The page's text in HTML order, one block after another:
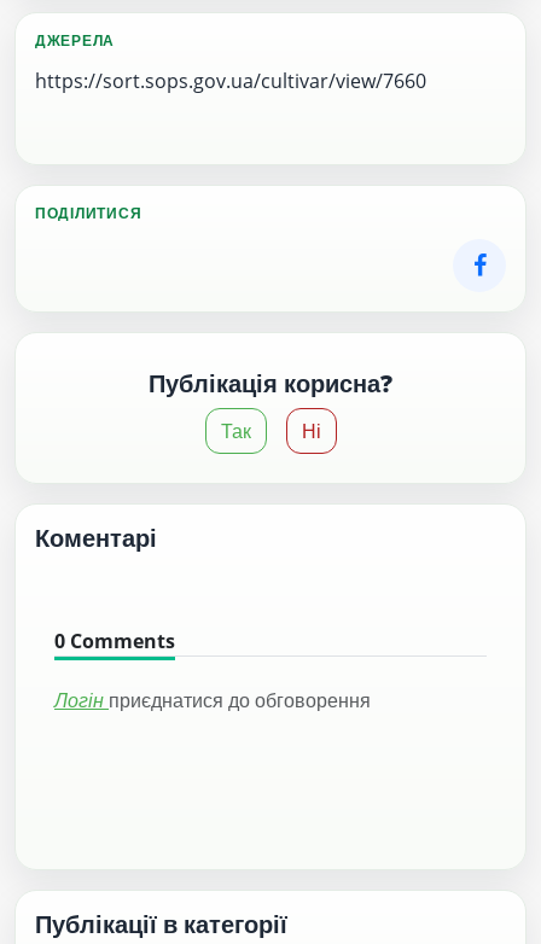
ДЖЕРЕЛА
https://sort.sops.gov.ua/cultivar/view/7660
ПОДІЛИТИСЯ
Публікація корисна?
Так Ні
Коментарі
0 Comments
Логін приєднатися до обговорення
Публікації в категорії